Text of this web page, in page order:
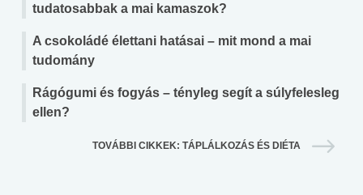
tudatosabbak a mai kamaszok?
A csokoládé élettani hatásai – mit mond a mai
tudomány
Rágógumi és fogyás – tényleg segít a súlyfelesleg
ellen?
TOVÁBBI CIKKEK: TÁPLÁLKOZÁS ÉS DIÉTA